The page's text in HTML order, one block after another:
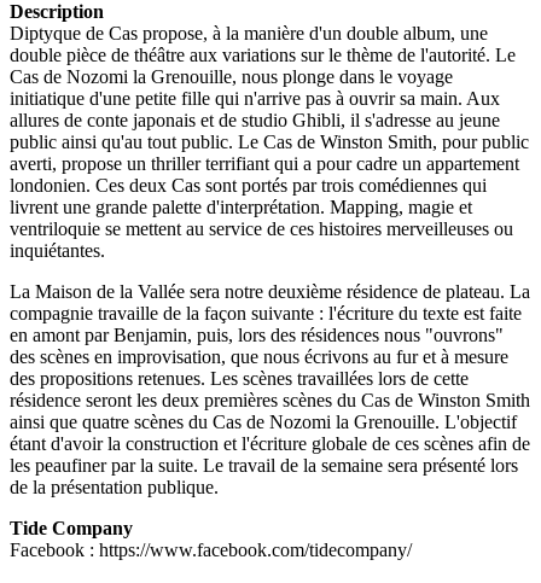
Description
Diptyque de Cas propose, à la manière d'un double album, une
double pièce de théâtre aux variations sur le thème de l'autorité. Le
Cas de Nozomi la Grenouille, nous plonge dans le voyage
initiatique d'une petite fille qui n'arrive pas à ouvrir sa main. Aux
allures de conte japonais et de studio Ghibli, il s'adresse au jeune
public ainsi qu'au tout public. Le Cas de Winston Smith, pour public
averti, propose un thriller terrifiant qui a pour cadre un appartement
londonien. Ces deux Cas sont portés par trois comédiennes qui
livrent une grande palette d'interprétation. Mapping, magie et
ventriloquie se mettent au service de ces histoires merveilleuses ou
inquiétantes.
La Maison de la Vallée sera notre deuxième résidence de plateau. La
compagnie travaille de la façon suivante : l'écriture du texte est faite
en amont par Benjamin, puis, lors des résidences nous "ouvrons"
des scènes en improvisation, que nous écrivons au fur et à mesure
des propositions retenues. Les scènes travaillées lors de cette
résidence seront les deux premières scènes du Cas de Winston Smith
ainsi que quatre scènes du Cas de Nozomi la Grenouille. L'objectif
étant d'avoir la construction et l'écriture globale de ces scènes afin de
les peaufiner par la suite. Le travail de la semaine sera présenté lors
de la présentation publique.
Tide Company
Facebook : https://www.facebook.com/tidecompany/